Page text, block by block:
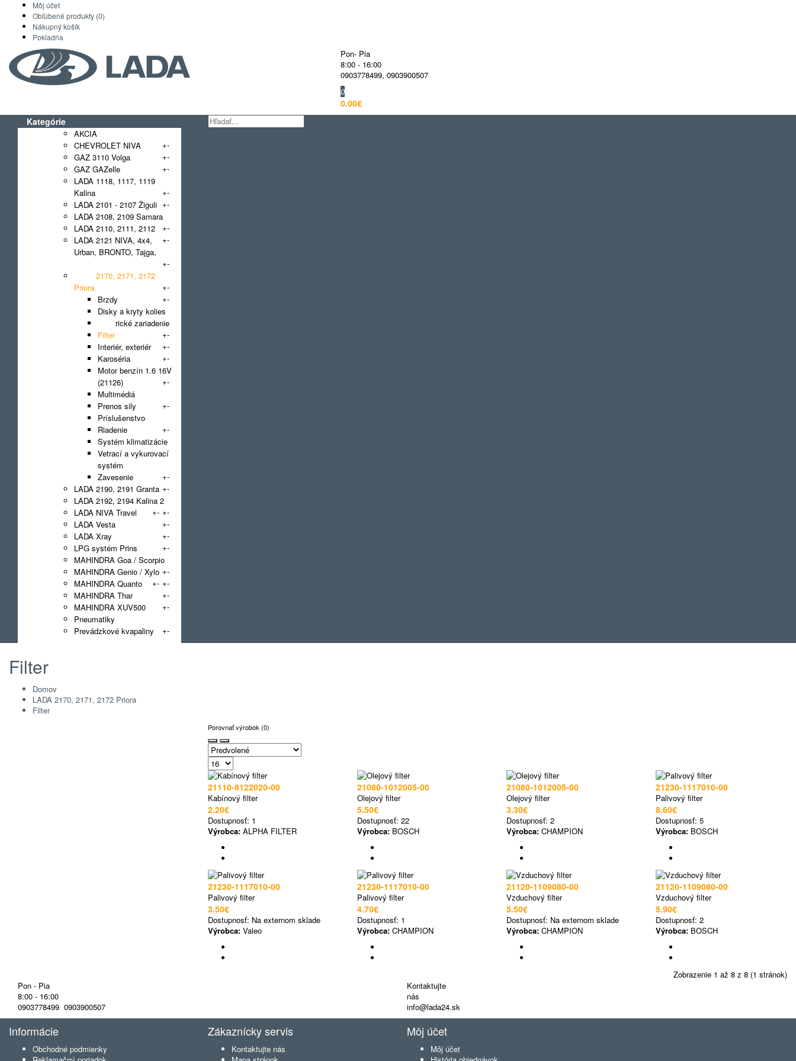
Môj účet
Obľúbené produkty (0)
Nákupný košík
Pokladňa
Pon- Pia
8:00 - 16:00
0903778499, 0903900507
0
0.00€
Kategórie
AKCIA
CHEVROLET NIVA
+-
GAZ 3110 Volga
+-
GAZ GAZelle
+-
LADA 1118, 1117, 1119
Kalina
+-
LADA 2101 - 2107 Žiguli +-
LADA 2108, 2109 Samara
+-
LADA 2110, 2111, 2112
+-
LADA 2121 NIVA, 4x4,
Urban, BRONTO, Tajga,
+-
LADA 2170, 2171, 2172
Priora
+-
Brzdy
+-
Disky a kryty kolies
Elektrické zariadenie
+-
Filter
Interiér, exteriér
+-
Karoséria
+-
Motor benzín 1.6 16V
(21126)
+-
Multimédiá
Prenos sily
+-
Príslušenstvo
Riadenie
+-
Systém klimatizácie
Vetrací a vykurovací
systém
Zavesenie
+-
LADA 2190, 2191 Granta +-
LADA 2192, 2194 Kalina 2
+-
LADA NIVA Travel +-
LADA Vesta
+-
LADA Xray
+-
LPG systém Prins
+-
MAHINDRA Goa / Scorpio
+-
MAHINDRA Genio / Xylo
+-
MAHINDRA Quanto +-
MAHINDRA Thar
+-
MAHINDRA XUV500
+-
Pneumatiky
Prevádzkové kvapaliny
+-
Filter
Domov
LADA 2170, 2171, 2172 Priora
Filter
Porovnať výrobok (0)
21110-8122020-00
Kabínový filter
2.20€
Dostupnosť: 1
Výrobca: ALPHA FILTER
21080-1012005-00
Olejový filter
5.50€
Dostupnosť: 22
Výrobca: BOSCH
21080-1012005-00
Olejový filter
3.30€
Dostupnosť: 2
Výrobca: CHAMPION
21230-1117010-00
Palivový filter
8.60€
Dostupnosť: 5
Výrobca: BOSCH
21230-1117010-00
Palivový filter
3.50€
Dostupnosť: Na externom sklade
Výrobca: Valeo
21230-1117010-00
Palivový filter
4.70€
Dostupnosť: 1
Výrobca: CHAMPION
21120-1109080-00
Vzduchový filter
5.50€
Dostupnosť: Na externom sklade
Výrobca: CHAMPION
21120-1109080-00
Vzduchový filter
5.90€
Dostupnosť: 2
Výrobca: BOSCH
Zobrazenie 1 až 8 z 8 (1 stránok)
Pon - Pia
8:00 - 16:00
0903778499, 0903900507
Kontaktujte
nás
info@lada24.sk
Informácie
Obchodné podmienky
Zákaznícky servis
Kontaktujte nás
Môj účet
Môj účet